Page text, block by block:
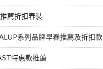
薦折扣春裝
系列品牌早春推薦及折扣款
特惠款推薦